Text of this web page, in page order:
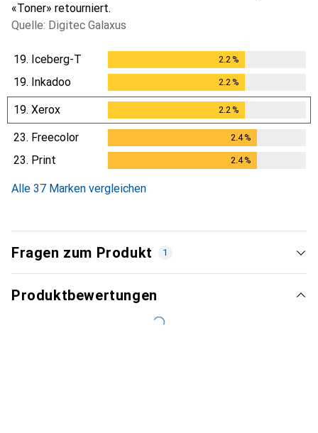
«Toner» retourniert.
Quelle: Digitec Galaxus
19. Iceberg-T 2.2 %
19. Inkadoo 2.2 %
19. Xerox 2.2 %
23. Freecolor 2.4%
23. Print 2.4%
Alle 37 Marken vergleichen
Fragen zum Produkt 1
Produktbewertungen